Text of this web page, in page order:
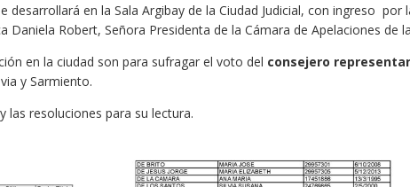
desarrollará en la Sala Argibay de la Ciudad Judicial, con ingreso
Daniela Robert, Señora Presidenta de la Cámara de Apelaciones de
en la ciudad son para sufragar el voto del consejero
y Sarmiento.
las resoluciones para su lectura.